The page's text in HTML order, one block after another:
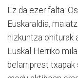
Ez da ezer falta:
Euskaraldia,
hizkuntza ohiturak
Euskal Herriko
belarriprest